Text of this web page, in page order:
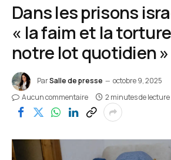
Dans les prisons
« la faim et la
notre lot quotidien »
ParSalle de presse
octobre 9, 2025
Aucun commentaire
2 minutes de lecture